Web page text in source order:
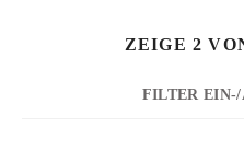
ZEIGE 2
FILTER EIN-/